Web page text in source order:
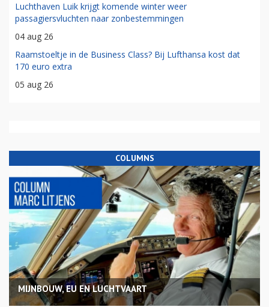
Luchthaven Luik krijgt komende winter weer
passagiersvluchten naar zonbestemmingen
04 aug 26
Raamstoeltje in de Business Class? Bij Lufthansa kost dat
170 euro extra
05 aug 26
COLUMNS
MIJNBOUW, EU EN LUCHTVAART